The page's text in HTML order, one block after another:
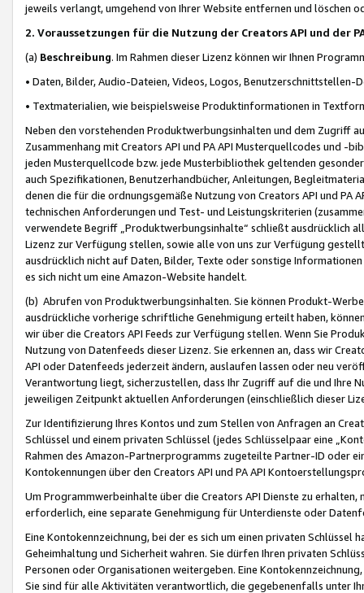
jeweils verlangt, umgehend von Ihrer Website entfernen und löschen
2. Voraussetzungen für die Nutzung der Creators API und der
(a) Beschreibung. Im Rahmen dieser Lizenz können wir Ihnen
• Daten, Bilder, Audio-Dateien, Videos, Logos, Benutzerschnittstellen-
• Textmaterialien, wie beispielsweise Produktinformationen in
Neben den vorstehenden Produktwerbungsinhalten und dem Zugriff
Zusammenhang mit Creators API und PA API Musterquellcodes und
jeden Musterquellcode bzw. jede Musterbibliothek geltenden
auch Spezifikationen, Benutzerhandbücher, Anleitungen,
denen die für die ordnungsgemäße Nutzung von Creators API und PA
technischen Anforderungen und Test- und Leistungskriterien
verwendete Begriff „Produktwerbungsinhalte“ schließt ausdrücklich
Lizenz zur Verfügung stellen, sowie alle von uns zur Verfügung
ausdrücklich nicht auf Daten, Bilder, Texte oder sonstige
es sich nicht um eine Amazon-Website handelt.
(b) Abrufen von Produktwerbungsinhalten. Sie können Produkt-
ausdrückliche vorherige schriftliche Genehmigung erteilt haben,
wir über die Creators API Feeds zur Verfügung stellen. Wenn Sie
Nutzung von Datenfeeds dieser Lizenz. Sie erkennen an, dass wir
API oder Datenfeeds jederzeit ändern, auslaufen lassen oder neu
Verantwortung liegt, sicherzustellen, dass Ihr Zugriff auf die und Ihre
jeweiligen Zeitpunkt aktuellen Anforderungen (einschließlich dieser
Zur Identifizierung Ihres Kontos und zum Stellen von Anfragen an
Schlüssel und einem privaten Schlüssel (jedes Schlüsselpaar eine
Rahmen des Amazon-Partnerprogramms zugeteilte Partner-ID oder
Kontokennungen über den Creators API und PA API
Um Programmwerbeinhalte über die Creators API Dienste zu
erforderlich, eine separate Genehmigung für Unterdienste oder
Eine Kontokennzeichnung, bei der es sich um einen privaten
Geheimhaltung und Sicherheit wahren. Sie dürfen Ihren privaten
Personen oder Organisationen weitergeben. Eine
Sie sind für alle Aktivitäten verantwortlich, die gegebenenfalls unter